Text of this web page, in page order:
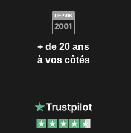
+ de 20 ans
à vos côtés